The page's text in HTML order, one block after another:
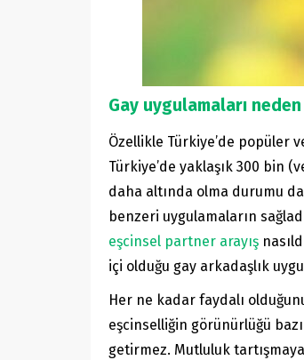
Gay uygulamaları
Özellikle Türkiye’de popüler
Türkiye’de yaklaşık 300 bin
daha altında olma durumu
benzeri uygulamaların
eşcinsel partner arayış
içi olduğu gay arkadaşlık
Her ne kadar faydalı
eşcinselliğin görünürlüğü
getirmez. Mutluluk